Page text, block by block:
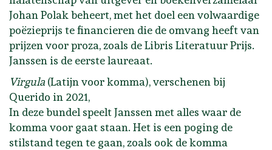
Johan Polak beheert, met het doel een volwaardige
poëzieprijs te financieren die de omvang heeft van
prijzen voor proza, zoals de Libris Literatuur Prijs.
Janssen is de eerste laureaat.
Virgula (Latijn voor komma), verschenen bij
Querido in 2021,
In deze bundel speelt Janssen met alles waar de
komma voor gaat staan. Het is een poging de
stilstand tegen te gaan, zoals ook de komma